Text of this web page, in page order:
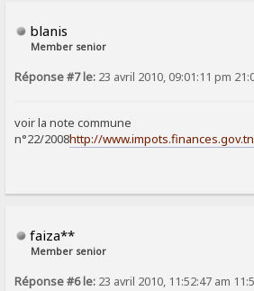
blanis
Member senior
Réponse #7 le: 23 avril 2010, 09:01:11 pm
voir la note commune
n°22/2008http://
faiza**
Member senior
Réponse #6 le: 23 avril 2010, 11:52:47 am